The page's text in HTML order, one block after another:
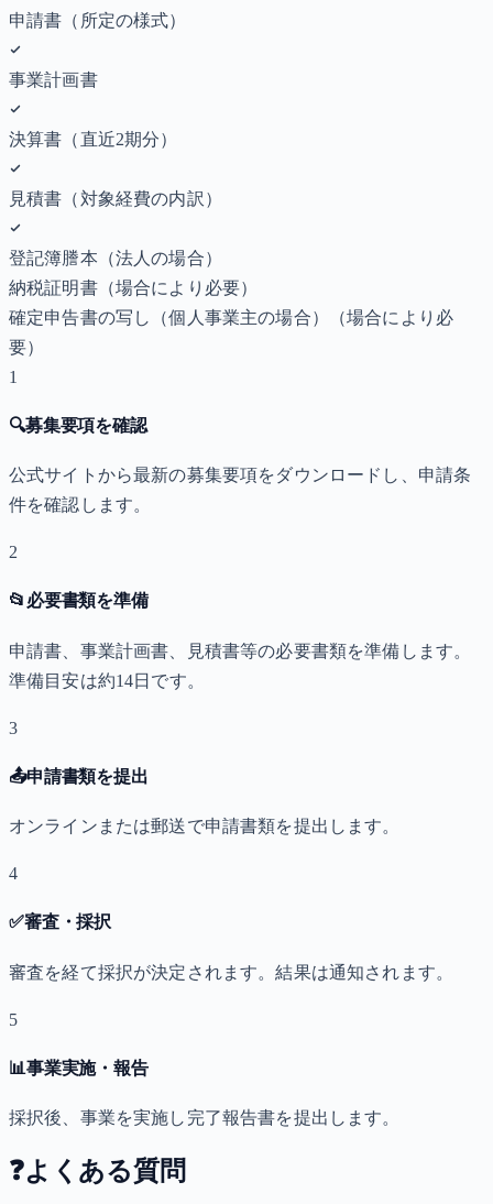
申請書（所定の様式）
事業計画書
決算書（直近2期分）
見積書（対象経費の内訳）
登記簿謄本（法人の場合）
納税証明書（場合により必要）
確定申告書の写し（個人事業主の場合）
（場合により必
要）
1
🔍募集要項を確認
公式サイトから最新の募集要項をダウンロードし、申請条
件を確認します。
2
📂 必要書類を準備
申請書、事業計画書、見積書等の必要書類を準備します。
準備目安は約14日です。
3
📤申請書類を提出
オンラインまたは郵送で申請書類を提出します。
4
✅審査・採択
審査を経て採択が決定されます。結果は通知されます。
5
📊事業実施・報告
採択後、事業を実施し完了報告書を提出します。
❓よくある質問